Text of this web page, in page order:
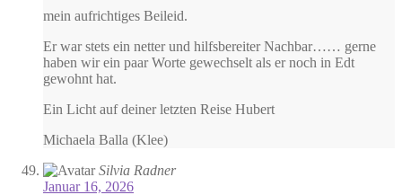
mein aufrichtiges Beileid.
Er war stets ein netter und hilfsbereiter Nachbar…… gerne
haben wir ein paar Worte gewechselt als er noch in Edt
gewohnt hat.
Ein Licht auf deiner letzten Reise Hubert
Michaela Balla (Klee)
Silvia Radner
Januar 16, 2026